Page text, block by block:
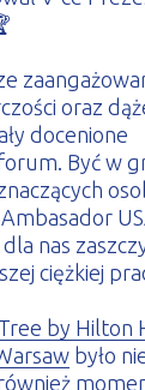
oraz
docenione
Być w
nas
ciężkiej
by Hilton
było